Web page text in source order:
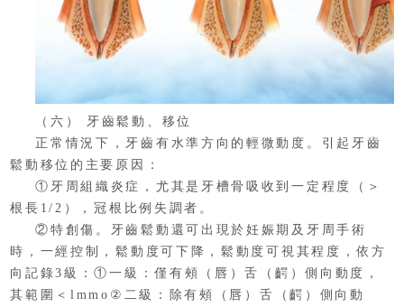
（六） 牙齒鬆動、移位
正常情況下，牙齒有水準方向的輕微動度。引起牙齒
鬆動移位的主要原因：
①牙周組織炎症，尤其是牙槽骨吸收到一定程度（＞
根長1/2），冠根比例失調者。
②特創傷。牙齒鬆動還可出現於妊娠期及牙周手術
時，一經控制，鬆動度可下降，鬆動度可視其程度，依方
向記錄3級：①一級：僅有頰（唇）舌（齶）側向動度，
其範圍＜lmmo②二級：除有頰（唇）舌（齶）側向動